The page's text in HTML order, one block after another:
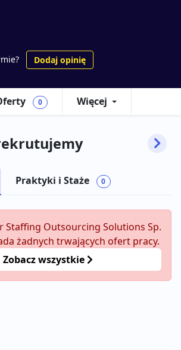
Dodaj opinię
0 Więcej
Praktyki i Staże 0
Staffing Outsourcing Solutions Sp.
żadnych trwających ofert pracy.
Zobacz wszystkie